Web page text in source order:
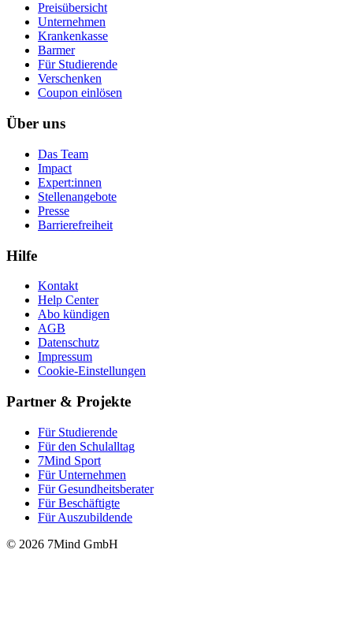
Preisübersicht
Unternehmen
Krankenkasse
Barmer
Für Studierende
Ver­schen­ken
Coupon einlösen
Über uns
Das Team
Impact
Expert:innen
Stellenangebote
Presse
Barrierefreiheit
Hilfe
Kontakt
Help Center
Abo kündigen
AGB
Datenschutz
Impressum
Cookie-Einstellungen
Partner & Projekte
Für Stu­die­rende
Für den Schulalltag
7Mind Sport
Für Unter­neh­men
Für Gesund­heits­be­ra­ter
Für Beschäftigte
Für Auszubildende
© 2026 7Mind GmbH